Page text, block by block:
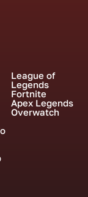
League of
Legends
Fortnite
Apex Legends
Overwatch